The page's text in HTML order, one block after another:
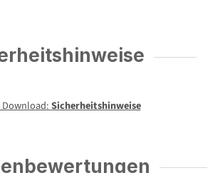
Download:Sicherheitshinweise